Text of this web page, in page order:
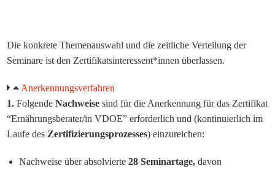
Die konkrete Themenauswahl und die zeitliche Verteilung der
Seminare ist den Zertifikatsinteressent*innen überlassen.
Anerkennungsverfahren
1. FolgendeNachweise sind für die Anerkennung für das Zertifikat
“Ernährungsberater/in VDOE” erforderlich und (kontinuierlich im
Laufe des Zertifizierungsprozesses) einzureichen:
Nachweise über absolvierte28 Seminartage, davon